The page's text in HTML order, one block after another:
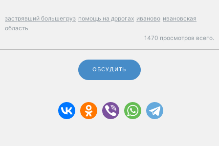
застрявший большегруз помощь на дорогах иваново ивановская
область
1470 просмотров всего.
ОБСУДИТЬ